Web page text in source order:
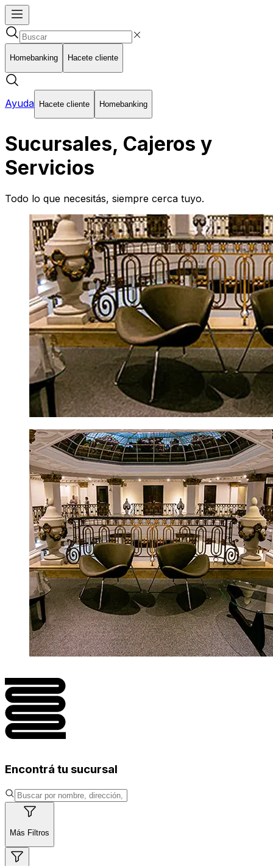
Homebanking Hacete cliente
Ayuda Hacete cliente Homebanking
Sucursales, Cajeros y
Servicios
Todo lo que necesitás, siempre cerca tuyo.
Encontrá tu sucursal
Más Filtros